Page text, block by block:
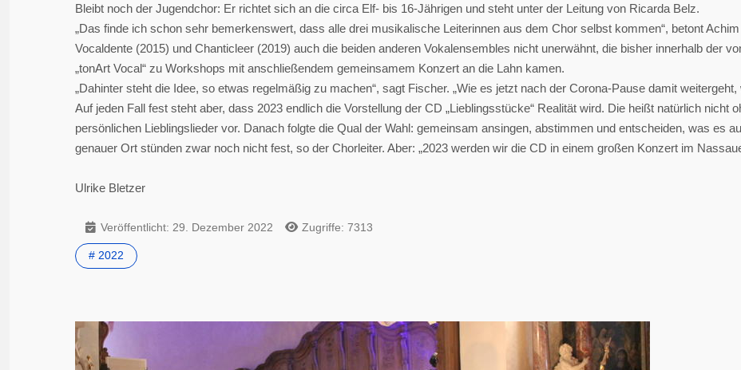
Bleibt noch der Jugendchor: Er richtet sich an die circa Elf- bis 16-Jährigen und steht unter der Leitung von Ricarda Belz.
„Das finde ich schon sehr bemerkenswert, dass alle drei musikalische Leiterinnen aus dem Chor selbst kommen“, betont
Vocaldente (2015) und Chanticleer (2019) auch die beiden anderen Vokalensembles nicht unerwähnt, die bisher innerhalb der
„tonArt Vocal“ zu Workshops mit anschließendem gemeinsamem Konzert an die Lahn kamen.
„Dahinter steht die Idee, so etwas regelmäßig zu machen“, sagt Fischer. „Wie es jetzt nach der Corona-Pause damit
Auf jeden Fall fest steht aber, dass 2023 endlich die Vorstellung der CD „Lieblingsstücke“ Realität wird. Die heißt natürlich nicht
persönlichen Lieblingslieder vor. Danach folgte die Qual der Wahl: gemeinsam ansingen, abstimmen und entscheiden, was es
genauer Ort stünden zwar noch nicht fest, so der Chorleiter. Aber: „2023 werden wir die CD in einem großen Konzert im
Ulrike Bletzer
Veröffentlicht: 29. Dezember 2022 Zugriffe: 7313
# 2022